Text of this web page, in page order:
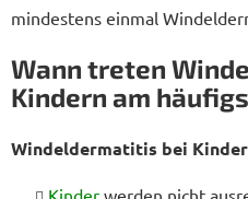
mindestens einmal
Wann treten
Kindern am
Windeldermatitis bei
Kinder werden nicht